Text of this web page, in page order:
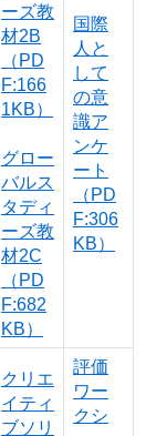
ーズ教
材2B
（PD
F:166
1KB）
グロー
バルス
タディ
ーズ教
材2C
（PD
F:682
KB）
国際
人と
して
の意
識ア
ンケ
ート
（PD
F:306
KB）
クリエ
イティ
ブソリ
評価
ワー
クシ